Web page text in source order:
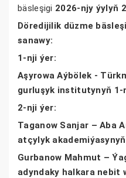
bäsleşigi 2026-njy ýylyň
Döredijilik düzme
sanawy:
1-nji ýer:
Aşyrowa Aýbölek -
gurluşyk institutynyň 1-
2-nji ýer:
Taganow Sanjar – Aba
atçylyk
Gurbanow Mahmut –
adyndaky halkara nebit